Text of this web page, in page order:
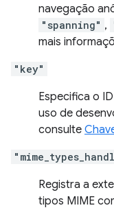
navegação
"spanning" ,
mais
"key"
Especifica o
uso de
consulte
Registra a
tipos MIME